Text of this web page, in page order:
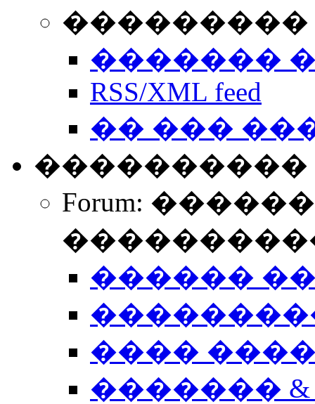
���������
�������
RSS/XML feed
�� ���
����������
Forum:
������
����
�������